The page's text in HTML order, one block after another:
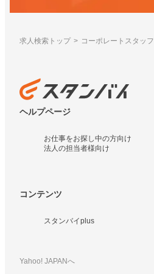
求人検索トップ コーポレートスタッフ
ヘルプページ
お仕事をお探し中の方向け
法人の担当者様向け
コンテンツ
スタンバイplus
Yahoo! JAPANへ